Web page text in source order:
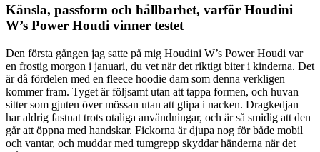
Känsla, passform och hållbarhet, varför Houdini
W’s Power Houdi vinner testet
Den första gången jag satte på mig Houdini W’s Power Houdi var
en frostig morgon i januari, du vet när det riktigt biter i kinderna. Det
är då fördelen med en fleece hoodie dam som denna verkligen
kommer fram. Tyget är följsamt utan att tappa formen, och huvan
sitter som gjuten över mössan utan att glipa i nacken. Dragkedjan
har aldrig fastnat trots otaliga användningar, och är så smidig att den
går att öppna med handskar. Fickorna är djupa nog för både mobil
och vantar, och muddar med tumgrepp skyddar händerna när det